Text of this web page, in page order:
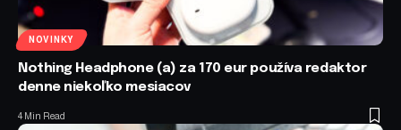
NOVINKY
Nothing Headphone (a) za 170 eur používa redaktor
denne niekoľko mesiacov
4 Min Read